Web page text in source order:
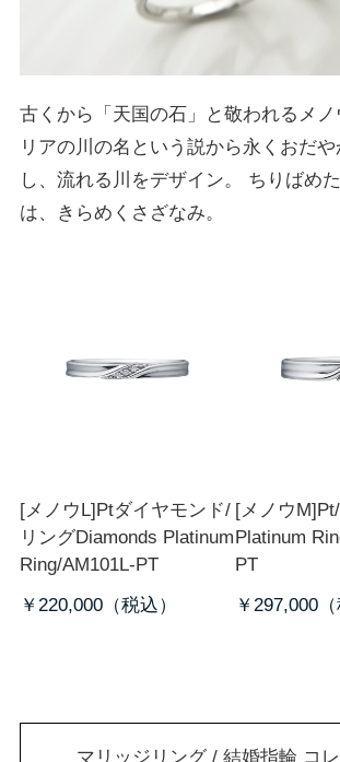
古くから「天国の石」と敬われるメ
リアの川の名という説から永くおだ
し、流れる川をデザイン。 ちりばめ
は、きらめくさざなみ。
[メノウL]Ptダイヤモンド/
リングDiamonds Platinum
Ring/AM101L-PT
￥220,000
[メノウ
Platinum
PT
￥297,000
マリッジリング / 結婚指輪 コ